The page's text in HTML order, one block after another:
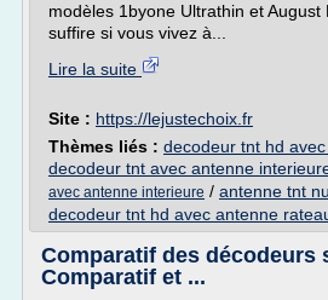
modèles 1byone Ultrathin et August
suffire si vous vivez à...
Lire la suite
Site : https://lejustechoix.fr
Thèmes liés : decodeur tnt hd
decodeur tnt avec antenne
avec antenne interieure / antenne tnt
decodeur tnt hd avec antenne
Comparatif des décodeurs
Comparatif et ...